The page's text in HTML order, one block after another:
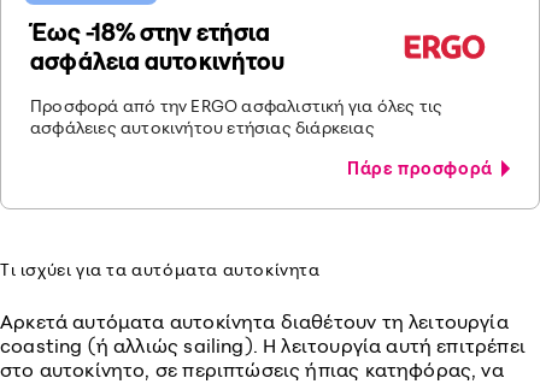
Έως -18% στην ετήσια
ασφάλεια αυτοκινήτου
Προσφορά από την ERGO ασφαλιστική για όλες τις
ασφάλειες αυτοκινήτου ετήσιας διάρκειας
Πάρε προσφορά
Τι ισχύει για τα αυτόματα αυτοκίνητα
Αρκετά αυτόματα αυτοκίνητα διαθέτουν τη λειτουργία
coasting (ή αλλιώς sailing). Η λειτουργία αυτή επιτρέπει
στο αυτοκίνητο, σε περιπτώσεις ήπιας κατηφόρας, να